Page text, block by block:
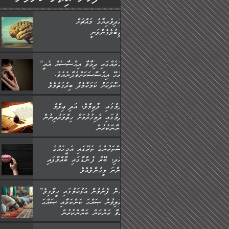
ބުއްދިވެރިޔާގެ މައްޗަށް
ވާޖިބުވެގެންވަނީ
”ފަހަރެއްގައި ދިމާވާ އިޙްސާސެއް އެއީ
ނުރުހޭ އިޙްސާސަކަށްވެދާނެއެވެ.
މިސާލަކަށް ކަމަކާމެދު ބިރުގަތުމެވެ.
ޢިލްމުގައި ލާޒިމްވެ، އަދި ޢިލްމު
ހޯދުމުގައި ދެމިހުރުމަށް ހިތްވަރުދިނުން
ބަޔާންކުރުން:
މީސްތަކުންގެ ތެރޭގައި އެމީހެއްގެ
ބުއްދި، ބޭރު ފެންޑާގައި ބާއްވާފައި
އޮންނަ މީހުންވެއެވެ.
”މީހުން ފެނުމުން އަޅުކަމުގައި ހީވާގިވެ
މުރާލިވުން ޞައްޙަ ކަންކަމާއި ޞައްޙަ
ނުވާ ކަންކަން ބަޔާންކުރުން: